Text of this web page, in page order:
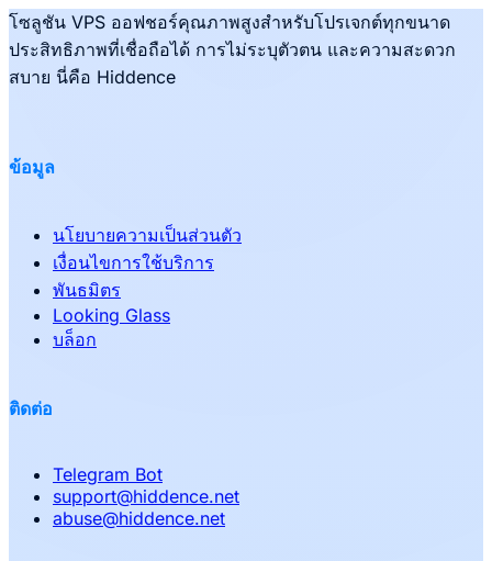
โซลูชัน VPS ออฟชอร์คุณภาพสูงสำหรับโปรเจกต์ทุกขนาด
ประสิทธิภาพที่เชื่อถือได้ การไม่ระบุตัวตน และความสะดวก
สบาย นี่คือ Hiddence
ข้อมูล
นโยบายความเป็นส่วนตัว
เงื่อนไขการใช้บริการ
พันธมิตร
Looking Glass
บล็อก
ติดต่อ
Telegram Bot
support@hiddence.net
abuse@hiddence.net